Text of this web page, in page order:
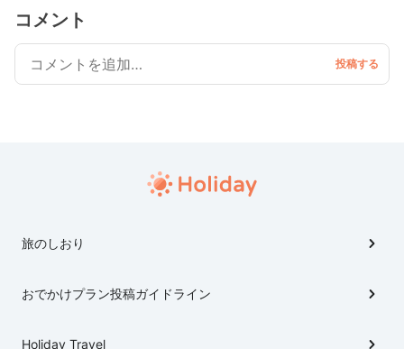
コメント
旅のしおり
おでかけプラン投稿ガイドライン
Holiday Travel